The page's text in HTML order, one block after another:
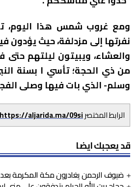
ومع غروب شمس هذا اليوم،
نفرتها إلى مزدلفة، حيث يؤدون
والعشاء، ويبيتون ليلتهم حتى
من ذي الحجة؛ تأسي ا بسنة
وسلم- الذي بات فيها وصلى
الرابط المختصرhttps://aljarida.ma/09si
قد يعجبك ايضا
ضيوف الرحمن يغادرون مكة المكرمة